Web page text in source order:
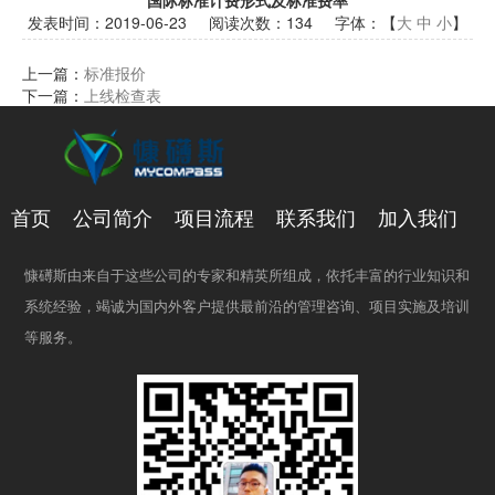
发表时间： 2019-06-23 阅读次数： 134 字体：【大 中 小】
上一篇： 标准报价
下一篇： 上线检查表
首页 公司简介 项目流程 联系我们 加入我们
慷礡斯由来自于这些公司的专家和精英所组成，依托丰富的行业知识和
系统经验，竭诚为国内外客户提供最前沿的管理咨询、项目实施及培训
等服务。